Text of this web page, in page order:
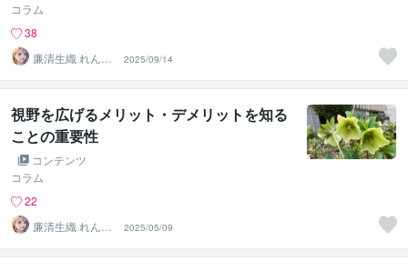
コラム
38
廉清生織 れんせ
い さき
2025/09/14
視野を広げるメリット・デメリットを知る
ことの重要性
コンテンツ
コラム
22
廉清生織 れんせ
い さき
2025/05/09